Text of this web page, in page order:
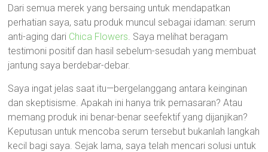
Dari semua merek yang bersaing untuk mendapatkan
perhatian saya, satu produk muncul sebagai idaman: serum
anti-aging dari Chica Flowers . Saya melihat beragam
testimoni positif dan hasil sebelum-sesudah yang membuat
jantung saya berdebar-debar.
Saya ingat jelas saat itu—bergelanggang antara keinginan
dan skeptisisme. Apakah ini hanya trik pemasaran? Atau
memang produk ini benar-benar seefektif yang dijanjikan?
Keputusan untuk mencoba serum tersebut bukanlah langkah
kecil bagi saya. Sejak lama, saya telah mencari solusi untuk